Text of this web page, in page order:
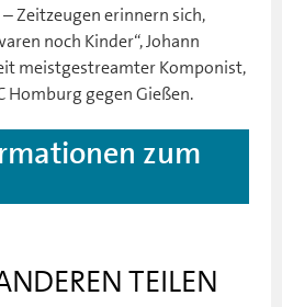
Zeitzeugen erinnern sich,
noch Kinder“, Johann
meistgestreamter Komponist,
Homburg gegen Gießen.
zum
TEILEN